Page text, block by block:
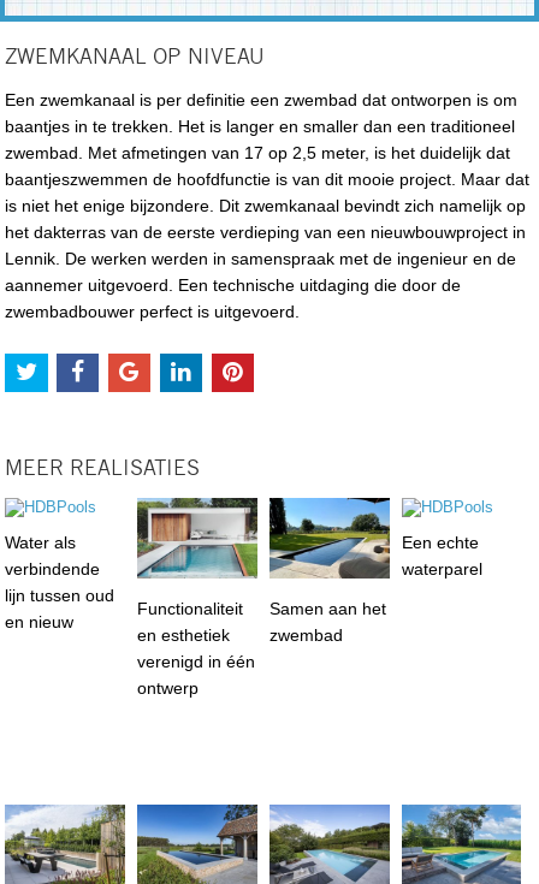
ZWEMKANAAL OP NIVEAU
Een zwemkanaal is per definitie een zwembad dat ontworpen is om
baantjes in te trekken. Het is langer en smaller dan een traditioneel
zwembad. Met afmetingen van 17 op 2,5 meter, is het duidelijk dat
baantjeszwemmen de hoofdfunctie is van dit mooie project. Maar dat
is niet het enige bijzondere. Dit zwemkanaal bevindt zich namelijk op
het dakterras van de eerste verdieping van een nieuwbouwproject in
Lennik. De werken werden in samenspraak met de ingenieur en de
aannemer uitgevoerd. Een technische uitdaging die door de
zwembadbouwer perfect is uitgevoerd.
MEER REALISATIES
Water als
verbindende
lijn tussen oud
en nieuw
Functionaliteit
en esthetiek
verenigd in één
ontwerp
Samen aan het
zwembad
Een echte
waterparel